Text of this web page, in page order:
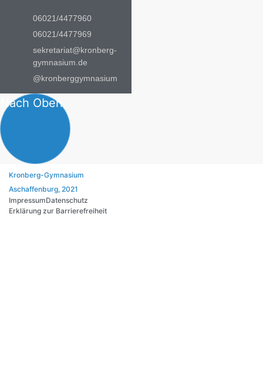
06021/4477960
06021/4477969
sekretariat@kronberg-
gymnasium.de
@kronberggymnasium
Nach Oben
Kronberg-Gymnasium
Aschaffenburg, 2021
ImpressumDatenschutz
Erklärung zur Barrierefreiheit